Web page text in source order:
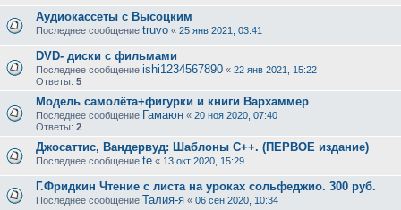
Аудиокассеты с Высоцким
Последнее сообщение truvo « 25 янв 2021, 03:41
DVD- диски с фильмами
Последнее сообщение ishi1234567890 « 22 янв 2021, 15:22
Ответы: 5
Модель самолёта+фигурки и книги Вархаммер
Последнее сообщение Гамаюн « 20 ноя 2020, 07:40
Ответы: 2
Джосаттис, Вандервуд: Шаблоны C++. (ПЕРВОЕ издание)
Последнее сообщение te « 13 окт 2020, 15:29
Г.Фридкин Чтение с листа на уроках сольфеджио. 300 руб.
Последнее сообщение Талия-я « 06 сен 2020, 10:34